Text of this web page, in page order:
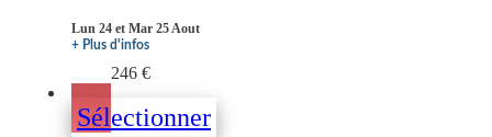
Lun 24 et Mar 25 Aout
+ Plus d'infos
246 €
Sélectionner